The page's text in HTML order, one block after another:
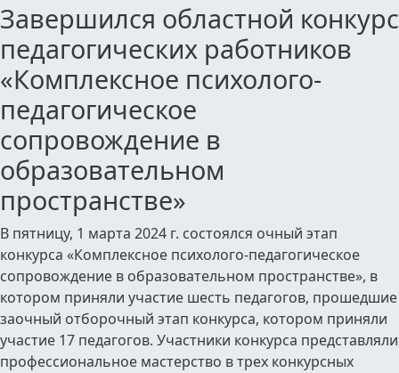
Завершился областной конкурс
педагогических работников
«Комплексное психолого-
педагогическое
сопровождение в
образовательном
пространстве»
В пятницу, 1 марта 2024 г. состоялся очный этап
конкурса «Комплексное психолого-педагогическое
сопровождение в образовательном пространстве», в
котором приняли участие шесть педагогов, прошедшие
заочный отборочный этап конкурса, котором приняли
участие 17 педагогов. Участники конкурса представляли
профессиональное мастерство в трех конкурсных